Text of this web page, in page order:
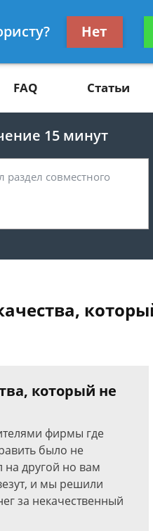
Получите
FAQ Статьи
15 минут
который не
фирмы где
было не
на другой но вам
и мы решили
за некачественный
Нет